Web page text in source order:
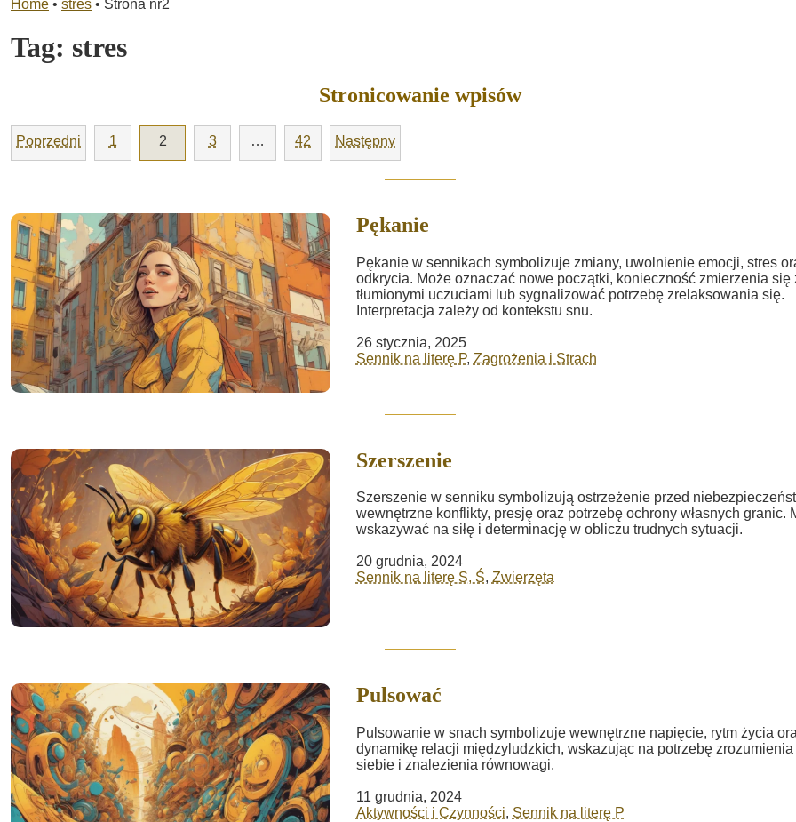
Home • stres • Strona nr2
Tag: stres
Stronicowanie wpisów
Poprzedni 1 2 3 … 42 Następny
Pękanie
Pękanie w sennikach symbolizuje zmiany, uwolnienie emocji, stres
odkrycia. Może oznaczać nowe początki, konieczność zmierzenia się
tłumionymi uczuciami lub sygnalizować potrzebę zrelaksowania się.
Interpretacja zależy od kontekstu snu.
26 stycznia, 2025
Sennik na literę P, Zagrożenia i Strach
Szerszenie
Szerszenie w senniku symbolizują ostrzeżenie przed
wewnętrzne konflikty, presję oraz potrzebę ochrony własnych granic.
wskazywać na siłę i determinację w obliczu trudnych sytuacji.
20 grudnia, 2024
Sennik na literę S, Ś, Zwierzęta
Pulsować
Pulsowanie w snach symbolizuje wewnętrzne napięcie, rytm życia
dynamikę relacji międzyludzkich, wskazując na potrzebę zrozumienia
siebie i znalezienia równowagi.
11 grudnia, 2024
Aktywności i Czynności, Sennik na literę P